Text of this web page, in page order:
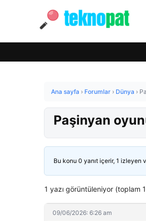
Ana sayfa › Forumlar › Dünya ›
Paşinyan
Bu konu 0 yanıt içerir, 1 izleyen
1 yazı görüntüleniyor (toplam
09/06/2026: 6:26 am